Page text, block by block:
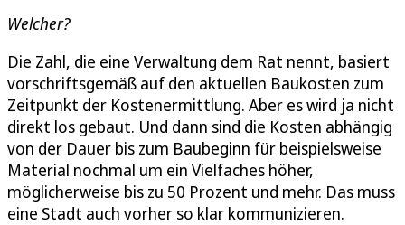
Welcher?
Die Zahl, die eine Verwaltung dem Rat nennt, basiert
vorschriftsgemäß auf den aktuellen Baukosten zum
Zeitpunkt der Kostenermittlung. Aber es wird ja nicht
direkt los gebaut. Und dann sind die Kosten abhängig
von der Dauer bis zum Baubeginn für beispielsweise
Material nochmal um ein Vielfaches höher,
möglicherweise bis zu 50 Prozent und mehr. Das muss
eine Stadt auch vorher so klar kommunizieren.